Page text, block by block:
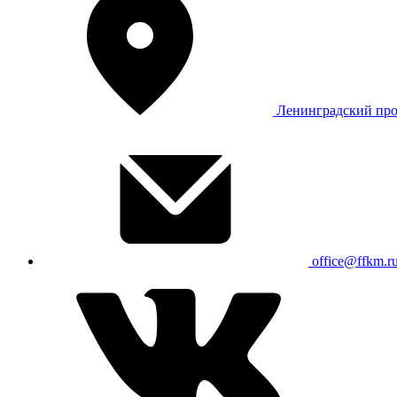
Ленинградский
office@ffkm.ru